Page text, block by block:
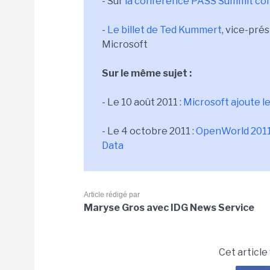
- Le billet de Ted Kummert, vice-
Microsoft
Sur le même sujet :
- Le 10 août 2011 : Microsoft ajoute
- Le 4 octobre 2011 : OpenWorld
Data
Article rédigé par
Maryse Gros avec IDG News Service
Cet article